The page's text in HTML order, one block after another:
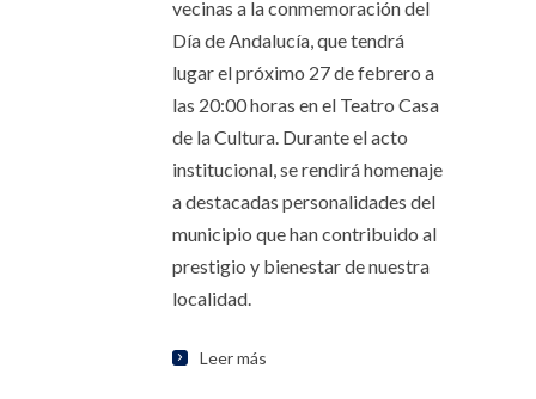
vecinas a la conmemoración del
Día de Andalucía, que tendrá
lugar el próximo 27 de febrero a
las 20:00 horas en el Teatro Casa
de la Cultura. Durante el acto
institucional, se rendirá homenaje
a destacadas personalidades del
municipio que han contribuido al
prestigio y bienestar de nuestra
localidad.
Leer más